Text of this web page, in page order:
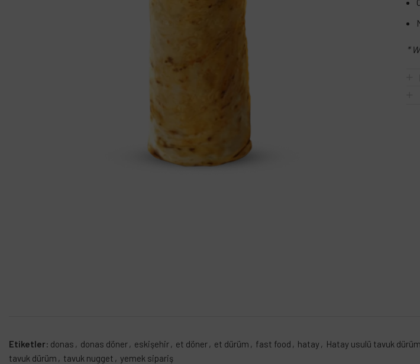
*
Etiketler: donas , donas döner, eskişehir, et döner, et dürüm , fast food , hatay, Hatay usulü tavuk dürüm
tavuk dürüm , tavuk nugget , yemek sipariş